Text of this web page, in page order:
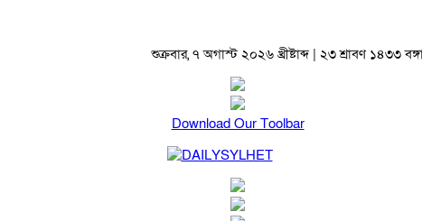
শুক্রবার, ৭ অগাস্ট ২০২৬ খ্রীষ্টাব্দ | ২৩ শ্রাবণ ১৪৩৩
Download Our Toolbar